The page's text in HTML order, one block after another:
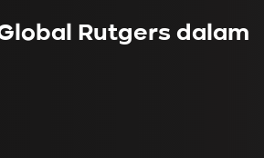
Rutgers dalam